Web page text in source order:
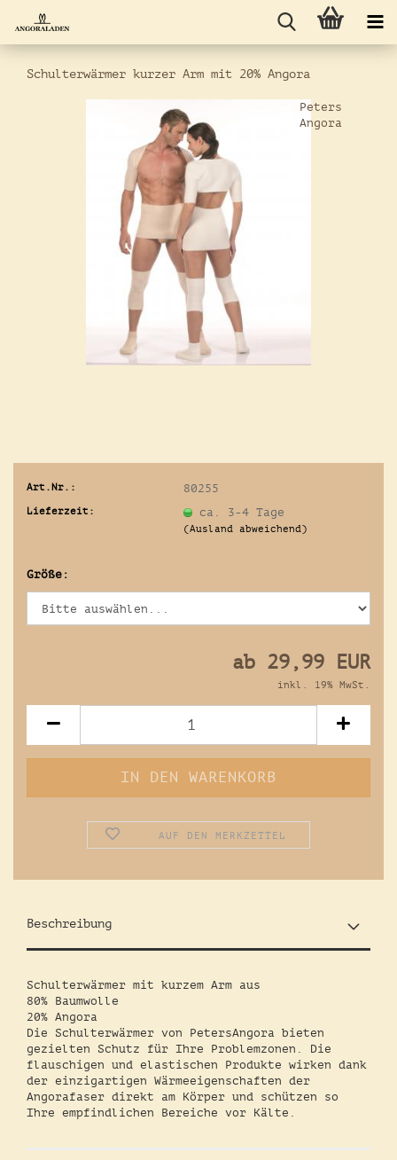
Schulterwärmer kurzer Arm mit 20% Angora
Peters
Angora
Art.Nr.: 80255
Lieferzeit: ca. 3-4 Tage
(Ausland abweichend)
Größe:
ab 29,99 EUR
inkl. 19% MwSt.
AUF DEN MERKZETTEL
Beschreibung
Schulterwärmer mit kurzem Arm aus
80% Baumwolle
20% Angora
Die Schulterwärmer von PetersAngora bieten
gezielten Schutz für Ihre Problemzonen. Die
flauschigen und elastischen Produkte wirken dank
der einzigartigen Wärmeeigenschaften der
Angorafaser direkt am Körper und schützen so
Ihre empfindlichen Bereiche vor Kälte.